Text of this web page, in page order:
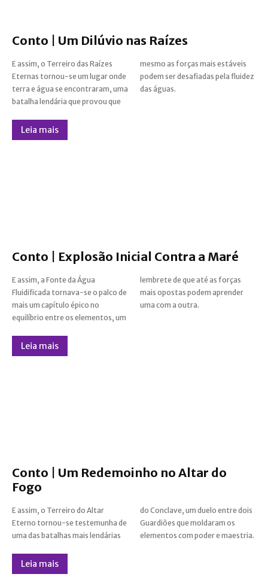
Conto | Um Dilúvio nas Raízes
E assim, o Terreiro das Raízes
Eternas tornou-se um lugar onde
terra e água se encontraram, uma
batalha lendária que provou que
mesmo as forças mais estáveis
podem ser desafiadas pela fluidez
das águas.
Leia mais
Conto | Explosão Inicial Contra a Maré
E assim, a Fonte da Água
Fluidificada tornava-se o palco de
mais um capítulo épico no
equilíbrio entre os elementos, um
lembrete de que até as forças
mais opostas podem aprender
uma com a outra.
Leia mais
Conto | Um Redemoinho no Altar do
Fogo
E assim, o Terreiro do Altar
Eterno tornou-se testemunha de
uma das batalhas mais lendárias
do Conclave, um duelo entre dois
Guardiões que moldaram os
elementos com poder e maestria.
Leia mais